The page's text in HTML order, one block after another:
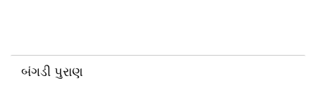
બંગડી પુરાણ